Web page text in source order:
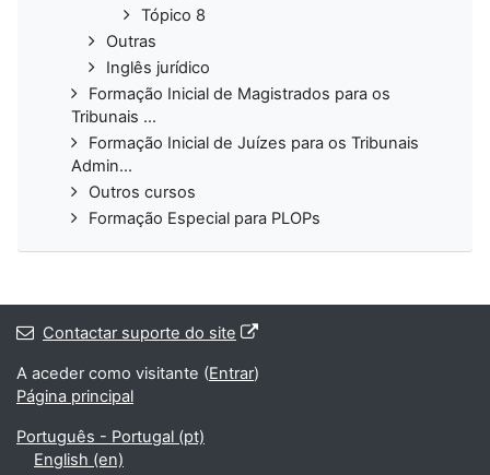
Tópico 8
Outras
Inglês jurídico
Formação Inicial de Magistrados para os
Tribunais ...
Formação Inicial de Juízes para os Tribunais
Admin...
Outros cursos
Formação Especial para PLOPs
Contactar suporte do site
A aceder como visitante (Entrar)
Página principal
Português - Portugal ‎(pt)‎
English ‎(en)‎